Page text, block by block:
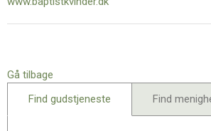
13.0:
Værktøjskassen
BaptistKirken
16.0:
Kontakt
Gå tilbage
Find gudstjeneste
Find